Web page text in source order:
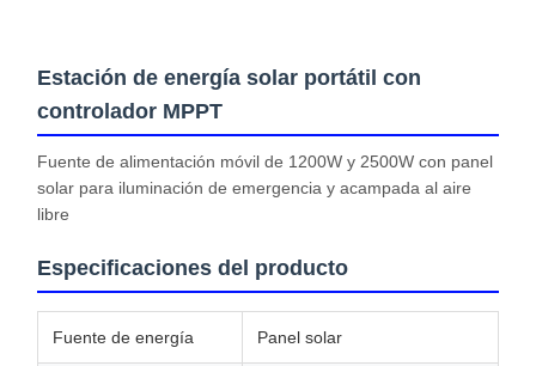
Estación de energía solar portátil con
controlador MPPT
Fuente de alimentación móvil de 1200W y 2500W con panel
solar para iluminación de emergencia y acampada al aire
libre
Especificaciones del producto
Fuente de energía Panel solar